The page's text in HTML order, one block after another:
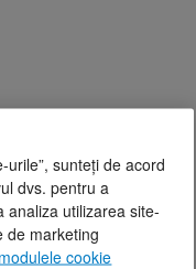
urile”, sunteți de acord
dvs. pentru a
analiza utilizarea site-
de marketing
cookie